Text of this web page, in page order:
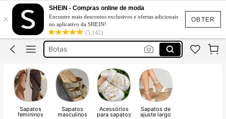
OBTER
×
SHEIN - Compras online de moda
Encontre mais descontos exclusivos e ofertas adicionais
no aplicativo da SHEIN!
(5,142)
Sandalias Mulher Verão
Sandálias
Botas
Sandália Feminina
Sandalias Mulher Verão
Sapatos
femininos
Sapatos
masculinos
Acessórios
para sapatos
Sapatos de
ajuste largo